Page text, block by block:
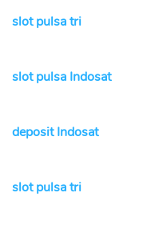
slot pulsa tri
slot pulsa Indosat
deposit Indosat
slot pulsa tri